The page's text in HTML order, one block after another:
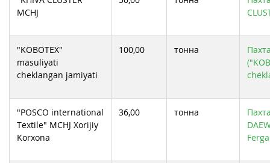
MCHJ
"KOBOTEX"
masuliyati
cheklangan jamiyati
100,00 тонна
"POSCO international
Textile" MCHJ Xorijiy
Korxona
36,00 тонна